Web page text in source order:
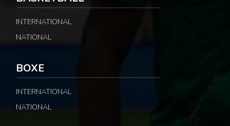
INTERNATIONAL
NATIONAL
BOXE
INTERNATIONAL
NATIONAL